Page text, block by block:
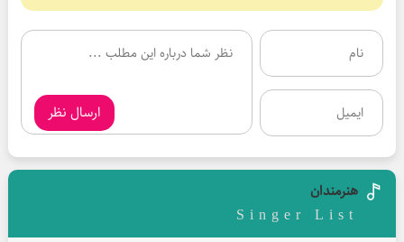
ارسال نظر
هنرمندان
Singer List